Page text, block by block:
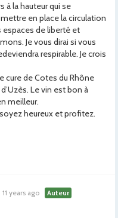
à la hauteur qui se
en place la circulation
de liberté et
Je vous dirai si vous
respirable. Je crois
cure de Cotes du Rhône
Le vin est bon à
meilleur.
heureux et profitez.
11 years ago Auteur